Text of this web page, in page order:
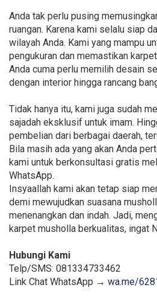
Anda tak perlu pusing
ruangan. Karena kami selalu siap
wilayah Anda. Kami yang mampu
pengukuran dan memastikan
Anda cuma perlu memilih desain
dengan interior hingga rancang
Tidak hanya itu, kami juga sudah
sajadah eksklusif untuk imam.
pembelian dari berbagai daerah,
Bila masih ada yang akan Anda
kami untuk berkonsultasi gratis
WhatsApp.
Insyaallah kami akan tetap siap
demi mewujudkan suasana
menenangkan dan indah. Jadi,
karpet musholla berkualitas, ingat
Hubungi Kami
Telp/SMS: 081334733462
Link Chat WhatsApp → wa.me/